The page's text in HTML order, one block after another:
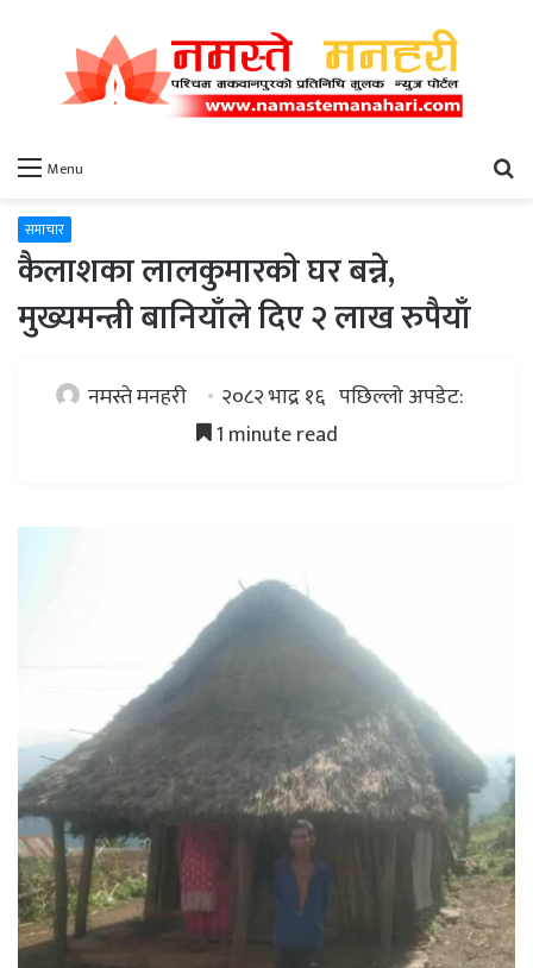
Menu
समाचार
कैलाशका लालकुमारकाे घर बन्ने,
मुख्यमन्त्री बानियाँले दिए २ लाख रुपैयाँ
नमस्ते मनहरी २०८२ भाद्र १६ पछिल्लो अपडेट:
1 minute read